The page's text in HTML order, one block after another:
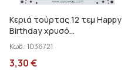
Κεριά τούρτας 12 τεμ Happy
Birthday χρυσό
Clairefontaine 26577-GCC
Κωδ.:1036721
3,30€